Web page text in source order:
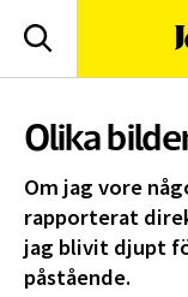
Sök
Olika
Om jag vore
rapporterat
jag blivit djupt
påstående.